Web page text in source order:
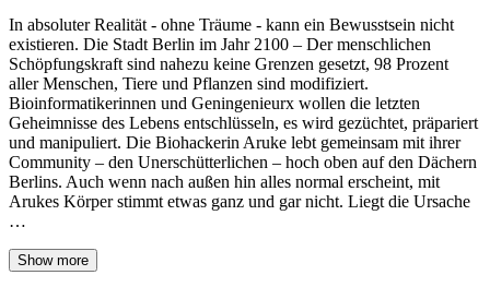
In absoluter Realität - ohne Träume - kann ein Bewusstsein nicht
existieren. Die Stadt Berlin im Jahr 2100 – Der menschlichen
Schöpfungskraft sind nahezu keine Grenzen gesetzt, 98 Prozent
aller Menschen, Tiere und Pflanzen sind modifiziert.
Bioinformatikerinnen und Geningenieurx wollen die letzten
Geheimnisse des Lebens entschlüsseln, es wird gezüchtet, präpariert
und manipuliert. Die Biohackerin Aruke lebt gemeinsam mit ihrer
Community – den Unerschütterlichen – hoch oben auf den Dächern
Berlins. Auch wenn nach außen hin alles normal erscheint, mit
Arukes Körper stimmt etwas ganz und gar nicht. Liegt die Ursache
…
Show more